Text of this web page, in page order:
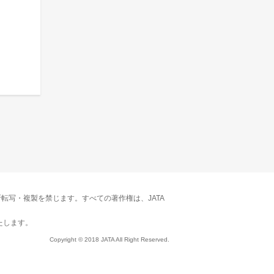
写・複製を禁じます。すべての著作権は、JATA
ます。
Copyright © 2018 JATA All Right Reserved.